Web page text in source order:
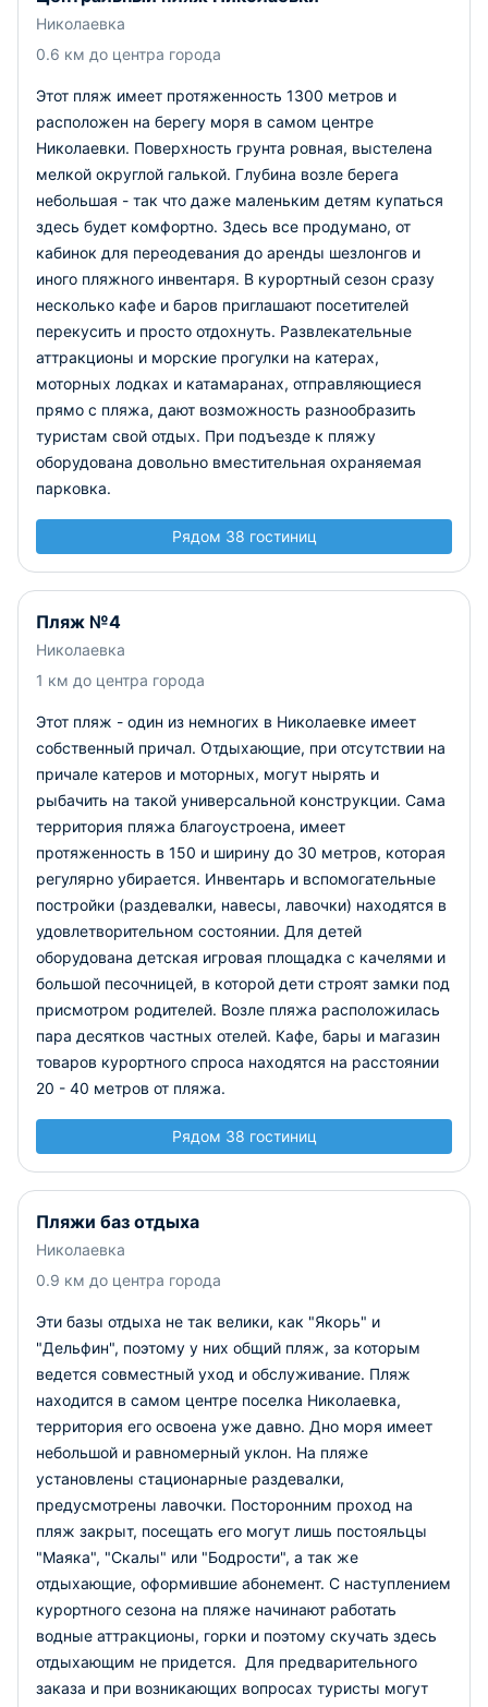
Николаевка
0.6 км до центра города
Этот пляж имеет протяженность 1300 метров и
расположен на берегу моря в самом центре
Николаевки. Поверхность грунта ровная, выстелена
мелкой округлой галькой. Глубина возле берега
небольшая - так что даже маленьким детям купаться
здесь будет комфортно. Здесь все продумано, от
кабинок для переодевания до аренды шезлонгов и
иного пляжного инвентаря. В курортный сезон сразу
несколько кафе и баров приглашают посетителей
перекусить и просто отдохнуть. Развлекательные
аттракционы и морские прогулки на катерах,
моторных лодках и катамаранах, отправляющиеся
прямо с пляжа, дают возможность разнообразить
туристам свой отдых. При подъезде к пляжу
оборудована довольно вместительная охраняемая
парковка.
Рядом 38 гостиниц
Пляж №4
Николаевка
1 км до центра города
Этот пляж - один из немногих в Николаевке имеет
собственный причал. Отдыхающие, при отсутствии на
причале катеров и моторных, могут нырять и
рыбачить на такой универсальной конструкции. Сама
территория пляжа благоустроена, имеет
протяженность в 150 и ширину до 30 метров, которая
регулярно убирается. Инвентарь и вспомогательные
постройки (раздевалки, навесы, лавочки) находятся в
удовлетворительном состоянии. Для детей
оборудована детская игровая площадка с качелями и
большой песочницей, в которой дети строят замки под
присмотром родителей. Возле пляжа расположилась
пара десятков частных отелей. Кафе, бары и магазин
товаров курортного спроса находятся на расстоянии
20 - 40 метров от пляжа.
Рядом 38 гостиниц
Пляжи баз отдыха
Николаевка
0.9 км до центра города
Эти базы отдыха не так велики, как "Якорь" и
"Дельфин", поэтому у них общий пляж, за которым
ведется совместный уход и обслуживание. Пляж
находится в самом центре поселка Николаевка,
территория его освоена уже давно. Дно моря имеет
небольшой и равномерный уклон. На пляже
установлены стационарные раздевалки,
предусмотрены лавочки. Посторонним проход на
пляж закрыт, посещать его могут лишь постояльцы
"Маяка", "Скалы" или "Бодрости", а так же
отдыхающие, оформившие абонемент. С наступлением
курортного сезона на пляже начинают работать
водные аттракционы, горки и поэтому скучать здесь
отдыхающим не придется. Для предварительного
заказа и при возникающих вопросах туристы могут